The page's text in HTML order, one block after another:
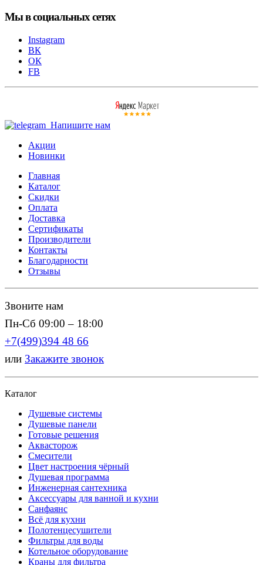
Мы в социальных сетях
Instagram
ВК
ОК
FB
Напишите нам
Акции
Новинки
Главная
Каталог
Скидки
Оплата
Доставка
Сертификаты
Производители
Контакты
Благодарности
Отзывы
Звоните нам
Пн-Сб 09:00 – 18:00
+7(499)394 48 66
или Закажите звонок
Каталог
Душевые системы
Душевые панели
Готовые решения
Аквасторож
Смесители
Цвет настроения чёрный
Душевая программа
Инженерная сантехника
Аксессуары для ванной и кухни
Санфаянс
Всё для кухни
Полотенцесушители
Фильтры для воды
Котельное оборудование
Краны для фильтра